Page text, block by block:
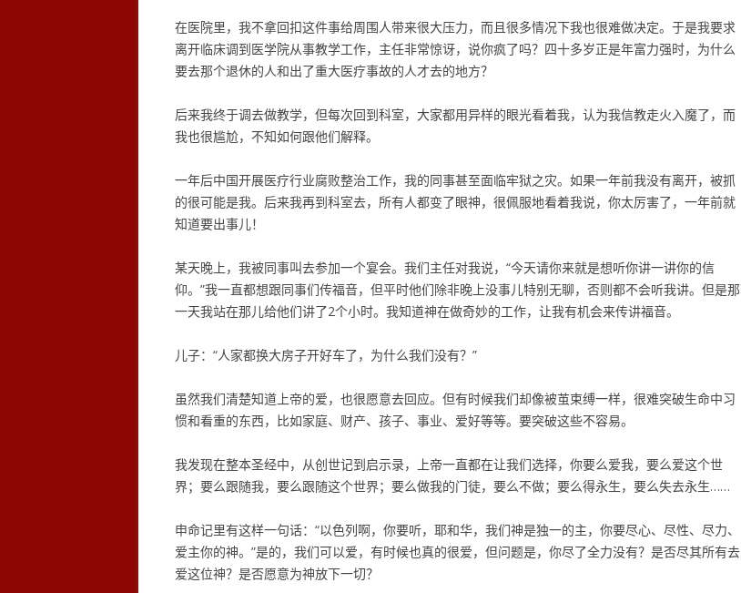
在医院里，我不拿回扣这件事给周围人带来很大压力，而且很多情况下我也很难做决定。于是我要求
离开临床调到医学院从事教学工作，主任非常惊讶，说你疯了吗？四十多岁正是年富力强时，为什么
要去那个退休的人和出了重大医疗事故的人才去的地方？
后来我终于调去做教学，但每次回到科室，大家都用异样的眼光看着我，认为我信教走火入魔了，而
我也很尴尬，不知如何跟他们解释。
一年后中国开展医疗行业腐败整治工作，我的同事甚至面临牢狱之灾。如果一年前我没有离开，被抓
的很可能是我。后来我再到科室去，所有人都变了眼神，很佩服地看着我说，你太厉害了，一年前就
知道要出事儿！
某天晚上，我被同事叫去参加一个宴会。我们主任对我说，“今天请你来就是想听你讲一讲你的信
仰。”我一直都想跟同事们传福音，但平时他们除非晚上没事儿特别无聊，否则都不会听我讲。但是那
一天我站在那儿给他们讲了2个小时。我知道神在做奇妙的工作，让我有机会来传讲福音。
儿子：“人家都换大房子开好车了，为什么我们没有？”
虽然我们清楚知道上帝的爱，也很愿意去回应。但有时候我们却像被茧束缚一样，很难突破生命中习
惯和看重的东西，比如家庭、财产、孩子、事业、爱好等等。要突破这些不容易。
我发现在整本圣经中，从创世记到启示录，上帝一直都在让我们选择，你要么爱我，要么爱这个世
界；要么跟随我，要么跟随这个世界；要么做我的门徒，要么不做；要么得永生，要么失去永生……
申命记里有这样一句话：“以色列啊，你要听，耶和华，我们神是独一的主，你要尽心、尽性、尽力、
爱主你的神。”是的，我们可以爱，有时候也真的很爱，但问题是，你尽了全力没有？是否尽其所有去
爱这位神？是否愿意为神放下一切？